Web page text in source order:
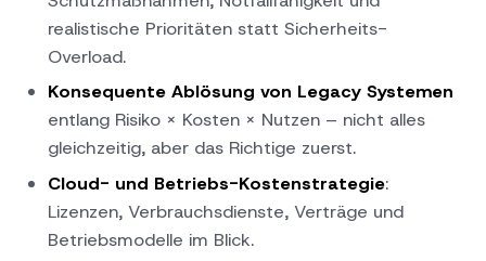
realistische Prioritäten statt Sicherheits-
Overload.
Konsequente Ablösung von Legacy Systemen
entlang Risiko × Kosten × Nutzen – nicht alles
gleichzeitig, aber das Richtige zuerst.
Cloud- und Betriebs-Kostenstrategie:
Lizenzen, Verbrauchsdienste, Verträge und
Betriebsmodelle im Blick.